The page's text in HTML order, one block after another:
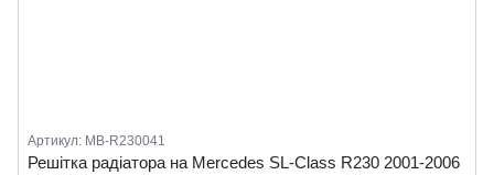
Артикул: MB-R230041
Решітка радіатора на Mercedes SL-Class R230 2001-2006